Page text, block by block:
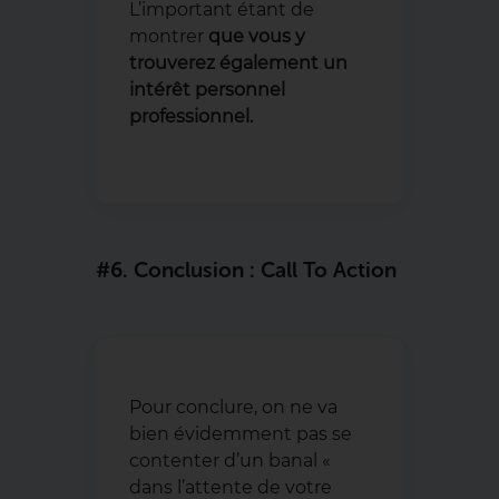
L’important étant de
montrer que vous y
trouverez également un
intérêt personnel
professionnel.
#6. Conclusion : Call To Action
Pour conclure, on ne va
bien évidemment pas se
contenter d’un banal «
dans l’attente de votre